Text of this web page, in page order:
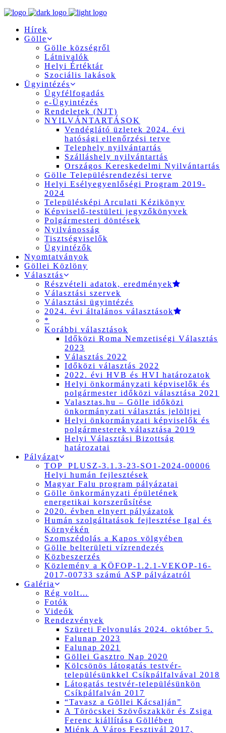
Hírek
Gölle
Gölle községről
Látnivalók
Helyi Értéktár
Szociális lakások
Ügyintézés
Ügyfélfogadás
e-Ügyintézés
Rendeletek (NJT)
NYILVÁNTARTÁSOK
Vendéglátó üzletek 2024. évi
hatósági ellenőrzési terve
Telephely nyilvántartás
Szálláshely nyilvántartás
Országos Kereskedelmi Nyilvántartás
Gölle Településrendezési terve
Helyi Esélyegyenlőségi Program 2019-
2024
Településképi Arculati Kézikönyv
Képviselő-testületi jegyzőkönyvek
Polgármesteri döntések
Nyilvánosság
Tisztségviselők
Ügyintézők
Nyomtatványok
Göllei Közlöny
Választás
Részvételi adatok, eredmények
Választási szervek
Választási ügyintézés
2024. évi általános választások
*
Korábbi választások
Időközi Roma Nemzetiségi Választás
2023
Választás 2022
Időközi választás 2022
2022. évi HVB és HVI határozatok
Helyi önkormányzati képviselők és
polgármester időközi választása 2021
Valasztas.hu – Gölle időközi
önkormányzati választás jelöltjei
Helyi önkormányzati képviselők és
polgármesterek választása 2019
Helyi Választási Bizottság
határozatai
Pályázat
TOP_PLUSZ-3.1.3-23-SO1-2024-00006
Helyi humán fejlesztések
Magyar Falu program pályázatai
Gölle önkormányzati épületének
energetikai korszerűsítése
2020. évben elnyert pályázatok
Humán szolgáltatások fejlesztése Igal és
Környékén
Szomszédolás a Kapos völgyében
Gölle belterületi vízrendezés
Közbeszerzés
Közlemény a KÖFOP-1.2.1-VEKOP-16-
2017-00733 számú ASP pályázatról
Galéria
Rég volt…
Fotók
Videók
Rendezvények
Szüreti Felvonulás 2024. október 5.
Falunap 2023
Falunap 2021
Göllei Gasztro Nap 2020
Kölcsönös látogatás testvér-
településünkkel Csíkpálfalvával 2018
Látogatás testvér-településünkön
Csíkpálfalván 2017
“Tavasz a Göllei Kácsalján”
A Töröcskei Szövőszakkör és Zsiga
Ferenc kiállítása Göllében
Miénk A Város Fesztivál 2017,